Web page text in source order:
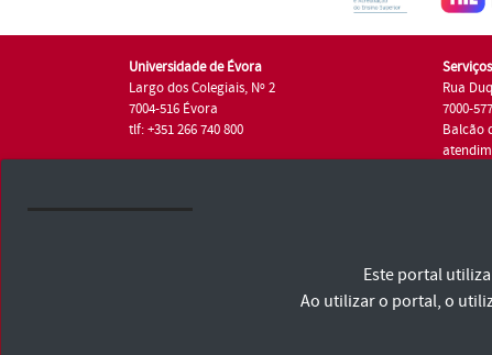
Universidade de Évora
Largo dos Colegiais, Nº 2
7004-516 Évora
tlf: +351 266 740 800
Rua
7000-
Balcão
Consulte os Termos e Condições e Política de Privacidade
Este portal
Ao utilizar o portal, o